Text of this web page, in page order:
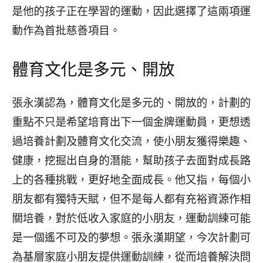
是他的孩子正在學習的運動，因此選擇了這兩項運
動作為首批慈善項目。
體育文化是多元、開放
張永漢認為，體育文化是多元的、開放的，計劃的
重點不只是希望培育出下一個金牌運動員，更想透
過培養計劃及體育文化交流，使小朋友獲得樂趣、
健康，挖掘出自身的潛能，幫助孩子去面對成長路
上的各種挑戰，更好地全面成長。他又指，每個小
朋友都有獨特天賦，但不是每人都有充裕資源作相
關培養，對於低收入家庭的小朋友，運動訓練可能
是一個遙不可及的夢想。張永漢期望，今次計劃可
為基層家庭小朋友提供運動訓練，從而培養解決問